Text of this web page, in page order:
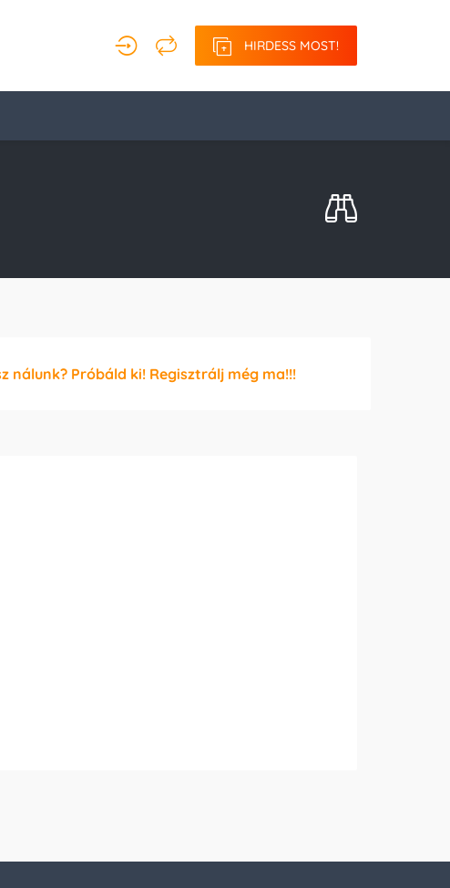
HIRDESS MOST!
Próbáld ki! Regisztrálj még ma!!!